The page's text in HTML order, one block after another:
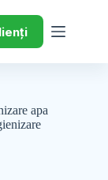
apa